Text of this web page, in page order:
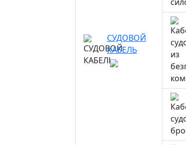
СУДОВОЙ
КАБЕЛЬ